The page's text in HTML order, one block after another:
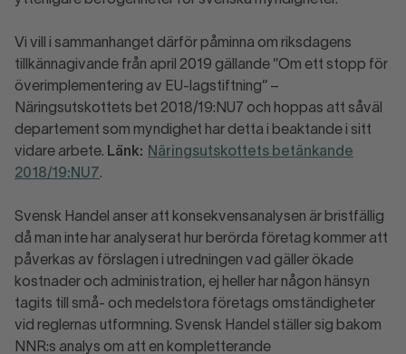
Vi vill i sammanhanget därför påminna om riksdagens
tillkännagivande från april 2019 gällande ”Om ett stopp för
överimplementering av EU-lagstiftning” –
Näringsutskottets bet 2018/19:NU7 och hoppas att såväl
departement som myndighet har detta i beaktande i sitt
vidare arbete. Länk:
Näringsutskottets betänkande
2018/19:NU7 .
Svensk Handel anser att konsekvensanalysen är bristfällig
då man inte har analyserat hur berörda företag kommer att
påverkas av förslagen i utredningen vad gäller ökade
kostnader och administration, ej heller har någon hänsyn
tagits till små- och medelstora företags omständigheter
vid reglernas utformning. Svensk Handel ställer sig bakom
NNR:s analys om att en kompletterande